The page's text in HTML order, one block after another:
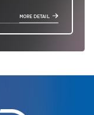
MORE DETAIL